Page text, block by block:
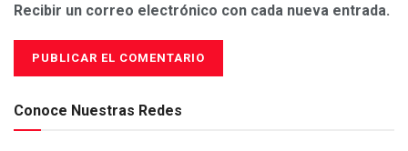
Recibir un correo electrónico con cada nueva entrada.
Conoce Nuestras Redes